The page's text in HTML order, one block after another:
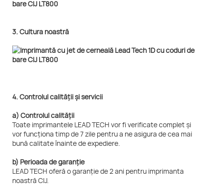
3. Cultura noastră
4. Controlul calității și servicii
a) Controlul calității
Toate imprimantele LEAD TECH vor fi verificate complet și
vor funcționa timp de 7 zile pentru a ne asigura de cea mai
bună calitate înainte de expediere.
b) Perioada de garanție
LEAD TECH oferă o garanție de 2 ani pentru imprimanta
noastră CIJ.